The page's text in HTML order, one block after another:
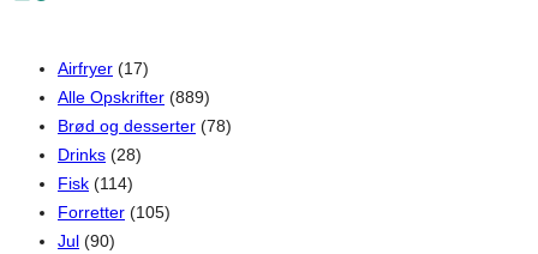
Airfryer (17)
Alle Opskrifter (889)
Brød og desserter (78)
Drinks (28)
Fisk (114)
Forretter (105)
Jul (90)